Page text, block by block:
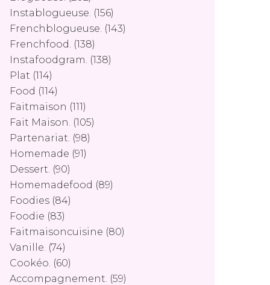
Instablogueuse. (156)
Frenchblogueuse. (143)
Frenchfood. (138)
Instafoodgram. (138)
Plat (114)
Food (114)
Faitmaison (111)
Fait Maison. (105)
Partenariat. (98)
Homemade (91)
Dessert. (90)
Homemadefood (89)
Foodies (84)
Foodie (83)
Faitmaisoncuisine (80)
Vanille. (74)
Cookéo. (60)
Accompagnement. (59)